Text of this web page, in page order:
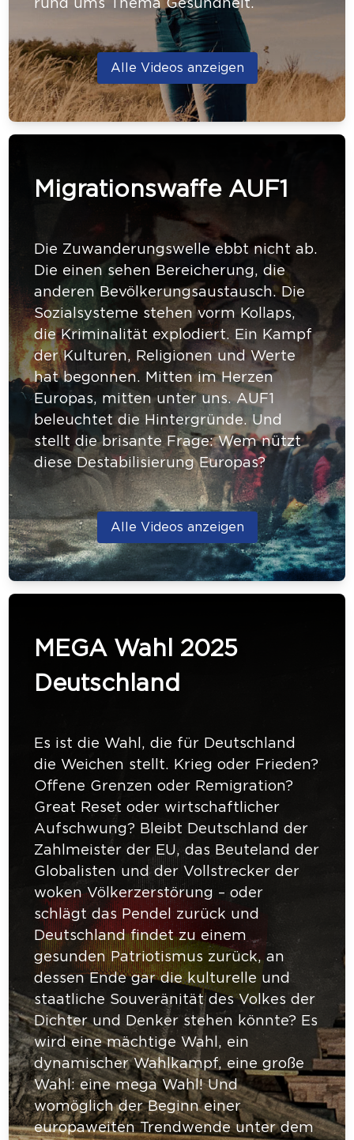
rund ums Thema Gesundheit.
Alle Videos anzeigen
Migrationswaffe AUF1
Die Zuwanderungswelle ebbt nicht ab.
Die einen sehen Bereicherung, die
anderen Bevölkerungsaustausch. Die
Sozialsysteme stehen vorm Kollaps,
die Kriminalität explodiert. Ein Kampf
der Kulturen, Religionen und Werte
hat begonnen. Mitten im Herzen
Europas, mitten unter uns. AUF1
beleuchtet die Hintergründe. Und
stellt die brisante Frage: Wem nützt
diese Destabilisierung Europas?
Alle Videos anzeigen
MEGA Wahl 2025
Deutschland
Es ist die Wahl, die für Deutschland
die Weichen stellt. Krieg oder Frieden?
Offene Grenzen oder Remigration?
Great Reset oder wirtschaftlicher
Aufschwung? Bleibt Deutschland der
Zahlmeister der EU, das Beuteland der
Globalisten und der Vollstrecker der
woken Völkerzerstörung – oder
schlägt das Pendel zurück und
Deutschland findet zu einem
gesunden Patriotismus zurück, an
dessen Ende gar die kulturelle und
staatliche Souveränität des Volkes der
Dichter und Denker stehen könnte? Es
wird eine mächtige Wahl, ein
dynamischer Wahlkampf, eine große
Wahl: eine mega Wahl! Und
womöglich der Beginn einer
europaweiten Trendwende unter dem